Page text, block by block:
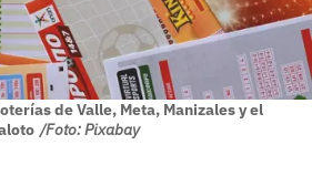
de Valle, Meta, Manizales y el
/Foto: Pixabay